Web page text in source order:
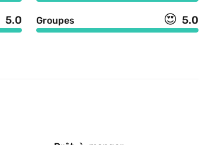
5.0 Groupes 😍 5.0